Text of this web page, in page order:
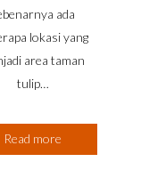
ada
lokasi yang
area taman
tulip…
Read more